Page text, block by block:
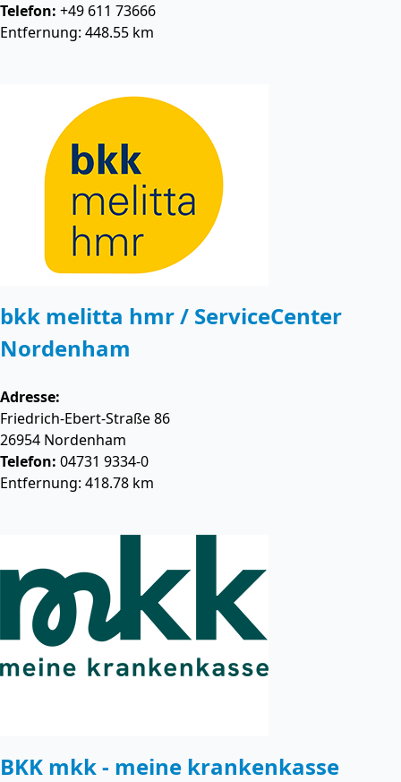
Telefon: +49 611 73666
Entfernung: 448.55 km
bkk melitta hmr / ServiceCenter
Nordenham
Adresse:
Friedrich-Ebert-Straße 86
26954 Nordenham
Telefon: 04731 9334-0
Entfernung: 418.78 km
BKK mkk - meine krankenkasse